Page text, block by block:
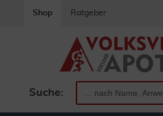
Shop Ratgeber
Suche: